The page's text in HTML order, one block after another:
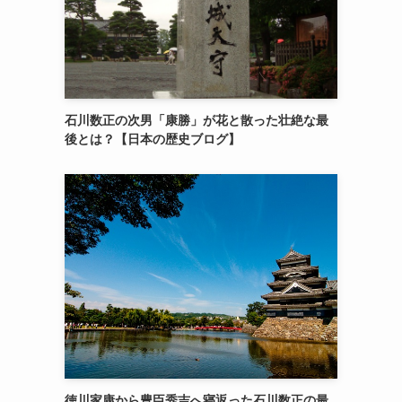
石川数正の次男「康勝」が花と散った壮絶な最
後とは？【日本の歴史ブログ】